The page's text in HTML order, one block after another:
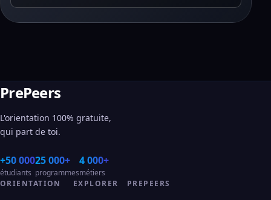
PrePeers
L'orientation 100% gratuite,
qui part de toi.
+50 000
étudiants
25 000+
programmes
4 000+
métiers
ORIENTATION
EXPLORER PREPEERS